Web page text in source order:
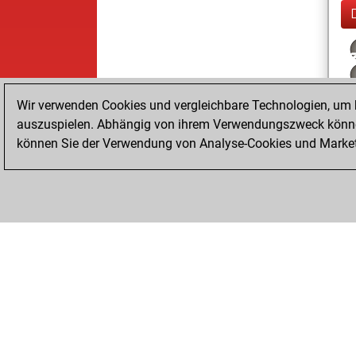
Wir verwenden Cookies und vergleichbare Technologien,
auszuspielen. Abhängig von ihrem Verwendungszweck
können Sie der Verwendung von Analyse-Cookies und